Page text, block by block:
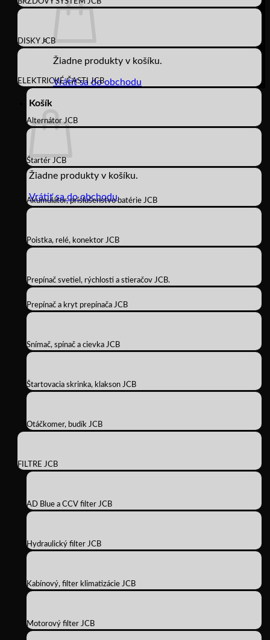
Žiadne produkty v košíku.
Vrátiť sa do obchodu
Košík
Žiadne produkty v košíku.
Vrátiť sa do obchodu
DISKY JCB
ELEKTRICKÉ ČASTI JCB
Alternátor JCB
Štartér JCB
Akumulátor, príslušenstvo batérie JCB
Poistka, relé, konektor JCB
Prepínač svetiel, rýchlosti a stieračov JCB.
Prepínač a kryt prepínača JCB
Snímač, spínač a cievka JCB
Štartovacia skrinka, klakson JCB
Otáčkomer, budík JCB
FILTRE JCB
AD Blue a CCV filter JCB
Hydraulický filter JCB
Kabínový, filter klimatizácie JCB
Motorový filter JCB